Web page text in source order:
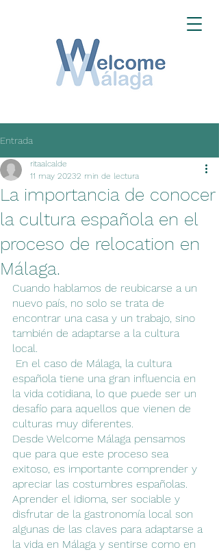
Entrada
La importancia de conocer
la cultura española en el
proceso de relocation en
Málaga.
ritaalcalde
11 may 20232 min de lectura
Cuando hablamos de reubicarse a un
nuevo país, no solo se trata de
encontrar una casa y un trabajo, sino
también de adaptarse a la cultura
local.
española tiene una gran influencia en
la vida cotidiana, lo que puede ser un
desafío para aquellos que vienen de
culturas muy diferentes.
Desde Welcome Málaga pensamos
que para que este proceso sea
exitoso, es importante comprender y
apreciar las costumbres españolas.
Aprender el idioma, ser sociable y
disfrutar de la gastronomía local son
algunas de las claves para adaptarse a
la vida en Málaga y sentirse como en